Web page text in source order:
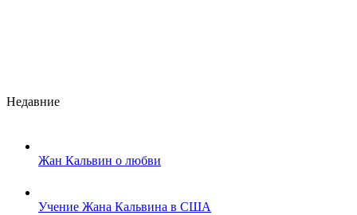
Недавние
Жан Кальвин о любви
Учение Жана Кальвина в США